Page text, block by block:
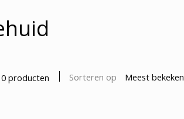
0 producten Sorteren op Meest bekeken